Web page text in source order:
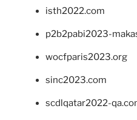
isth2022.com
p2b2pabi2023-
wocfparis2023.org
sinc2023.com
scdlqatar2022-